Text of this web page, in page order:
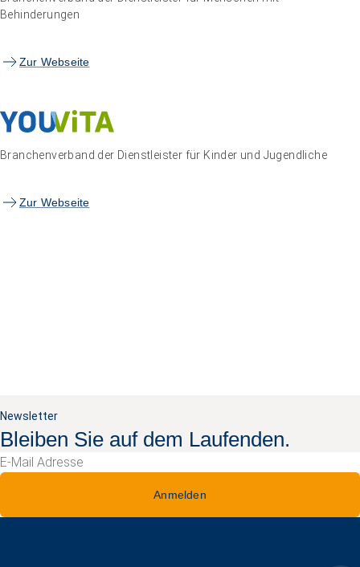
Behinderungen
Zur Webseite
Branchenverband der Dienstleister für Kinder und Jugendliche
Zur Webseite
Newsletter
Bleiben Sie auf dem Laufenden.
Anmelden